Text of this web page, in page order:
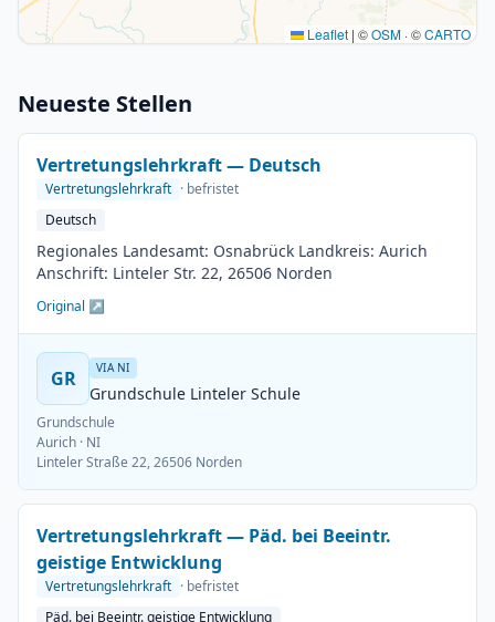
Leaflet | ©OSM · ©CARTO
Neueste Stellen
Vertretungslehrkraft — Deutsch
Vertretungslehrkraft · befristet
Deutsch
Regionales Landesamt: Osnabrück Landkreis: Aurich
Anschrift: Linteler Str. 22, 26506 Norden
Original ↗
GR VIA NI
Grundschule Linteler Schule
Grundschule
Aurich · NI
Linteler Straße 22, 26506 Norden
Vertretungslehrkraft — Päd. bei Beeintr.
geistige Entwicklung
Vertretungslehrkraft · befristet
Päd. bei Beeintr. geistige Entwicklung